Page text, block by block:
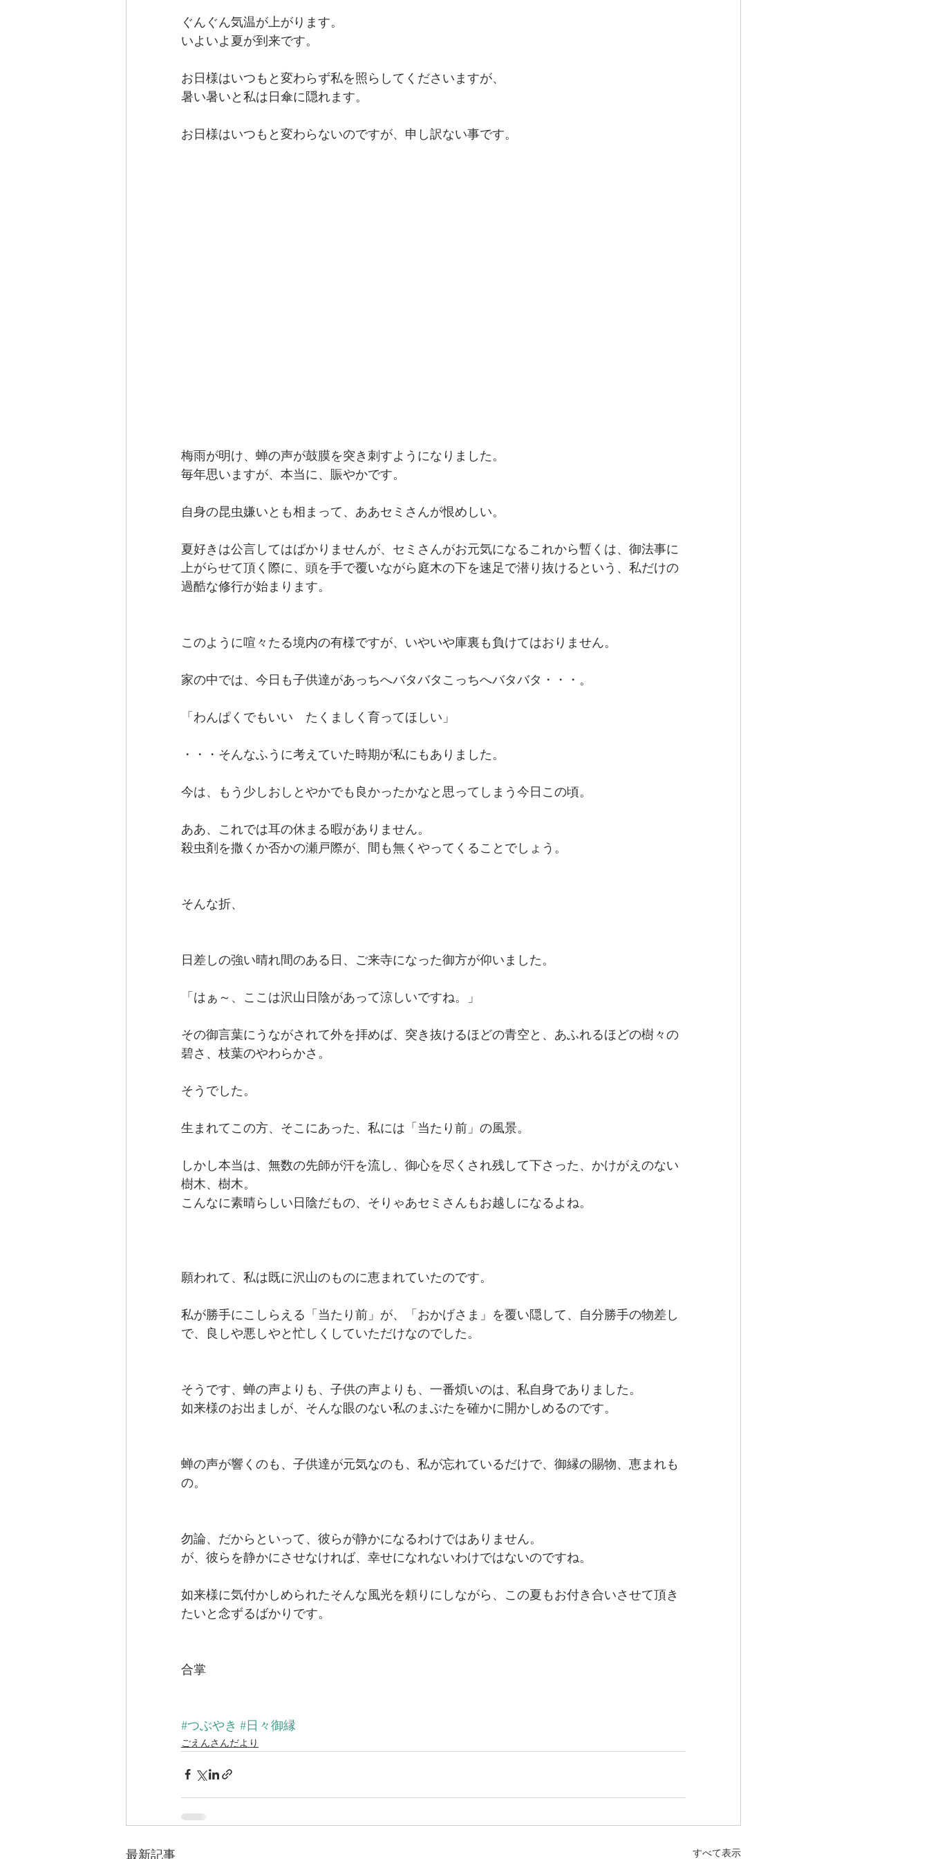
ぐんぐん気温が上がります。
いよいよ夏が到来です。
お日様はいつもと変わらず私を照らしてくださいますが、
暑い暑いと私は日傘に隠れます。
お日様はいつもと変わらないのですが、申し訳ない事です。
梅雨が明け、蝉の声が鼓膜を突き刺すようになりました。
毎年思いますが、本当に、賑やかです。
自身の昆虫嫌いとも相まって、ああセミさんが恨めしい。
夏好きは公言してはばかりませんが、セミさんがお元気になるこれから暫くは、御法事に
上がらせて頂く際に、頭を手で覆いながら庭木の下を速足で潜り抜けるという、私だけの
過酷な修行が始まります。
このように喧々たる境内の有様ですが、いやいや庫裏も負けてはおりません。
家の中では、今日も子供達があっちへバタバタこっちへバタバタ・・・。
「わんぱくでもいい　たくましく育ってほしい」
・・・そんなふうに考えていた時期が私にもありました。
今は、もう少しおしとやかでも良かったかなと思ってしまう今日この頃。
ああ、これでは耳の休まる暇がありません。
殺虫剤を撒くか否かの瀬戸際が、間も無くやってくることでしょう。
そんな折、
日差しの強い晴れ間のある日、ご来寺になった御方が仰いました。
「はぁ～、ここは沢山日陰があって涼しいですね。」
その御言葉にうながされて外を拝めば、突き抜けるほどの青空と、あふれるほどの樹々の
碧さ、枝葉のやわらかさ。
そうでした。
生まれてこの方、そこにあった、私には「当たり前」の風景。
しかし本当は、無数の先師が汗を流し、御心を尽くされ残して下さった、かけがえのない
樹木、樹木。
こんなに素晴らしい日陰だもの、そりゃあセミさんもお越しになるよね。
願われて、私は既に沢山のものに恵まれていたのです。
私が勝手にこしらえる「当たり前」が、「おかげさま」を覆い隠して、自分勝手の物差し
で、良しや悪しやと忙しくしていただけなのでした。
そうです、蝉の声よりも、子供の声よりも、一番煩いのは、私自身でありました。
如来様のお出ましが、そんな眼のない私のまぶたを確かに開かしめるのです。
蝉の声が響くのも、子供達が元気なのも、私が忘れているだけで、御縁の賜物、恵まれも
の。
勿論、だからといって、彼らが静かになるわけではありません。
が、彼らを静かにさせなければ、幸せになれないわけではないのですね。
如来様に気付かしめられたそんな風光を頼りにしながら、この夏もお付き合いさせて頂き
たいと念ずるばかりです。
合掌
#つぶやき #日々御縁
ごえんさんだより
最新記事 すべて表示